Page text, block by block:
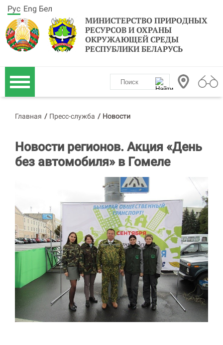
МИНИСТЕРСТВО ПРИРОДНЫХ
РЕСУРСОВ И ОХРАНЫ
ОКРУЖАЮЩЕЙ СРЕДЫ
РЕСПУБЛИКИ БЕЛАРУСЬ
Рус Eng Бел
Главная / Пресс-служба / Новости
Новости регионов. Акция «День
без автомобиля» в Гомеле